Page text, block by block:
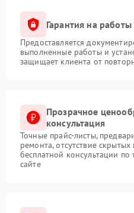
Гарантия на работы
Предоставляется
выполненные работы и
защищает клиента от
Прозрачное
консультация
Точные прайс-листы,
ремонта, отсутствие
бесплатной консультации
сайте